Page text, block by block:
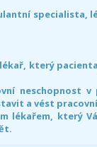
specialista,
který
neschopnost
a vést
lékařem, který